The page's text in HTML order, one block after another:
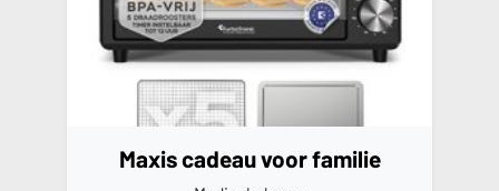
Maxis cadeau voor familie